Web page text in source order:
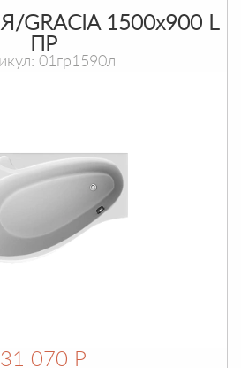
GRACIA 1500х900 L
ПР
01гр1590л
31 070 Р